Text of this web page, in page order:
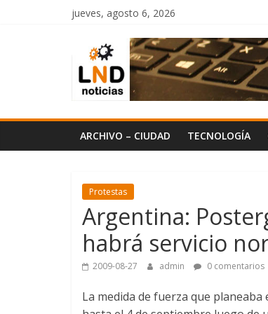
jueves, agosto 6, 2026
LND
Noticias
ARCHIVO – CIUDAD TECNOLOGÍA
Protestas
Argentina:
habrá servicio
2009-08-27 admin 0 comentarios
La medida de fuerza que